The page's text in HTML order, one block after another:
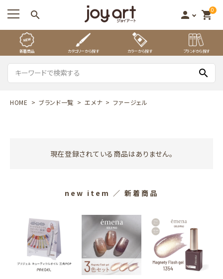
search person 0
shopping_cart
新着商品 カテゴリーから探す カラーから探す ブランドから探す
search
HOME ブランド一覧 エメナ ファージェル
現在登録されている商品はありません。
new item ／ 新着商品